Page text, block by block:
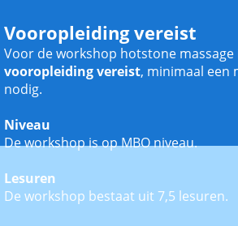
Vooropleiding vereist
Voor de workshop hotstone massage
vooropleidingvereist, minimaal een
nodig.
Niveau
De workshop is op MBO niveau.
Lesuren
De workshop bestaat uit 7,5 lesuren.